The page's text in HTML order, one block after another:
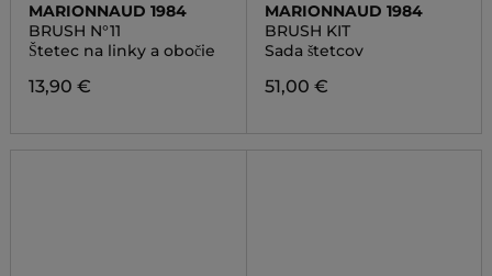
MARIONNAUD 1984
BRUSH N°11
Štetec na linky a obočie
13,90 €
MARIONNAUD 1984
BRUSH KIT
Sada štetcov
51,00 €